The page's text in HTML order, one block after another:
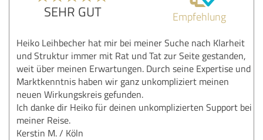
SEHR GUT Empfehlung
Heiko Leihbecher hat mir bei meiner Suche nach Klarheit
und Struktur immer mit Rat und Tat zur Seite gestanden,
weit über meinen Erwartungen. Durch seine Expertise und
Marktkenntnis haben wir ganz unkompliziert meinen
neuen Wirkungskreis gefunden.
Ich danke dir Heiko für deinen unkomplizierten Support bei
meiner Reise.
Kerstin M. / Köln